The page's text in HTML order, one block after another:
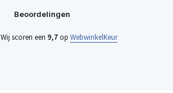
Beoordelingen
Wij scoren een 9,7op WebwinkelKeur